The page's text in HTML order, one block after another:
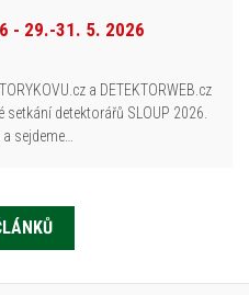
- 29.-31. 5. 2026
a DETEKTORWEB.cz
detektorářů SLOUP 2026.
sejdeme…